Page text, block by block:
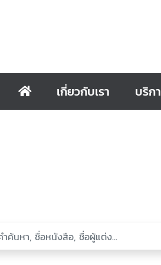
เกี่ยวกับเรา บริก